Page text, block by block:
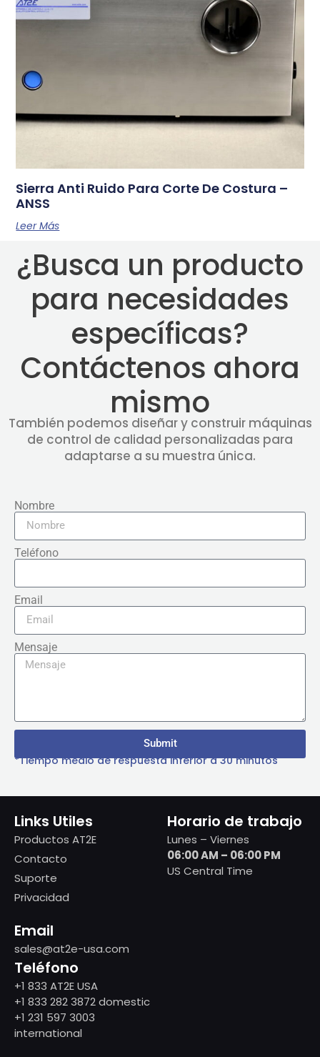
Sierra Anti Ruido Para Corte De Costura​ –
ANSS
Leer Más
¿Busca un producto
para necesidades
específicas?
Contáctenos ahora
mismo
También podemos diseñar y construir máquinas
de control de calidad personalizadas para
adaptarse a su muestra única.
Nombre
Teléfono
Email
Mensaje
Submit
*Tiempo medio de respuesta inferior a 30 minutos
Links Utiles
Productos AT2E
Contacto
Suporte
Privacidad
Horario de trabajo
Lunes – Viernes
06:00 AM – 06:00 PM
US Central Time
Email
sales@at2e-usa.com
Teléfono
+1 833 AT2E USA
+1 833 282 3872 domestic
+1 231 597 3003
international